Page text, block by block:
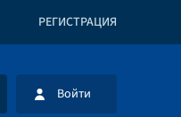
РЕГИСТРАЦИЯ
Войти